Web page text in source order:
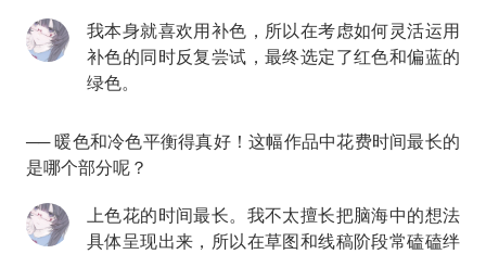
我本身就喜欢用补色，所以在考虑如何灵活运用
补色的同时反复尝试，最终选定了红色和偏蓝的
绿色。
── 暖色和冷色平衡得真好！这幅作品中花费时间最长的
是哪个部分呢？
上色花的时间最长。我不太擅长把脑海中的想法
具体呈现出来，所以在草图和线稿阶段常磕磕绊